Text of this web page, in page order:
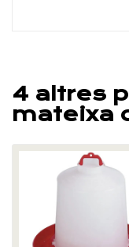
4 altres
mateixa